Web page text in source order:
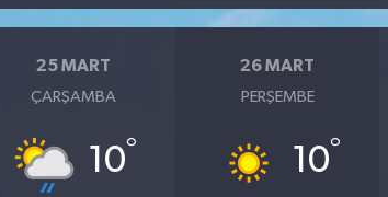
25 MART
ÇARŞAMBA
10°
26 MART
PERŞEMBE
10°